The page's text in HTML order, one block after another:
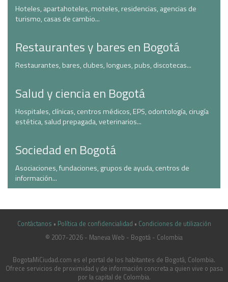
Hoteles, apartahoteles, moteles, residencias, agencias de
turismo, casas de cambio...
Restaurantes y bares en Bogotá
Restaurantes, bares, clubes, longues, pubs, discotecas...
Salud y ciencia en Bogotá
Hospitales, clínicas, centros médicos, EPS, odontología, cirugía
estética, salud prepagada, veterinarios...
Sociedad en Bogotá
Asociaciones, fundaciones, grupos de ayuda, centros de
información...
Contáctanos • Política de confidencialidad • Condiciones de utilización
© 2007-2026 - Maneva Web - Bogotá - Colombia
casinoluck.ca
BogotaMiCiudad.com es el portal de los habitantes de Bogotá, Colombia.
Ofrece servicios de proximidad y de información concreta a quien vive o pasa
por la capital de Colombia.